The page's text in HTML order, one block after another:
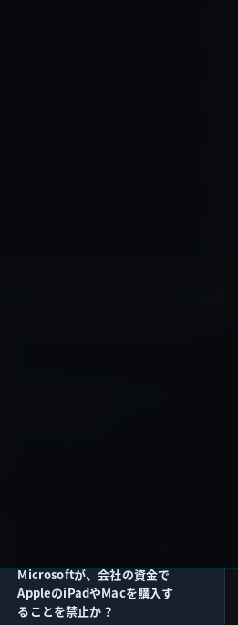
Microsoftが、会社の資金で
AppleのiPadやMacを購入す
ることを禁止か？